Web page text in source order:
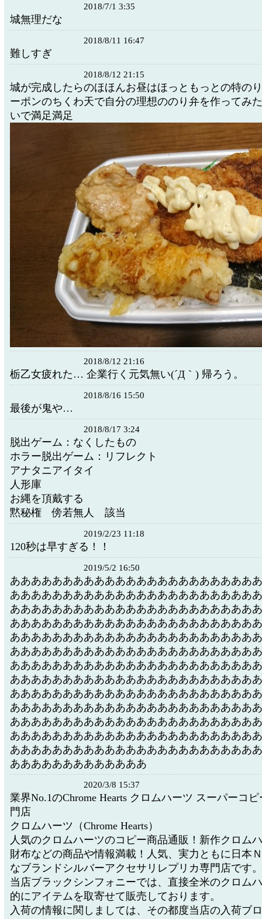
2018/7/1 3:35
城無理だな
2018/8/11 16:47
難しすぎ
2018/8/12 21:15
城が完成したらのほほんお昼はほっともっとの特の
ーポンのちくわ天で自分の理想ののり弁を作ってみ
いで満足満足
2018/8/12 21:16
栃乙女疲れた… 企業行く元気無い(´Д｀) 帰ろう。
2018/8/16 15:50
最後が鬼や…
2018/8/17 3:24
脱出ゲーム：なくしたもの
ホラー脱出ゲーム：リフレクト
アナタニアイタイ
人形庫
お縄を頂戴する
黙秘権 傍若無人 該当
2019/2/23 11:18
120秒は早すぎる！！
2019/5/2 16:50
あああああああああああああああああああああああ
あああああああああああああああああああああああ
あああああああああああああああああああああああ
あああああああああああああああああああああああ
あああああああああああああああああああああああ
あああああああああああああああああああああああ
あああああああああああああああああああああああ
あああああああああああああああああああああああ
あああああああああああああああああああああああ
あああああああああああああああああああああああ
あああああああああああああああああああああああ
あああああああああああああああああああああああ
あああああああああああああああああああああああ
あああああああああああああ
2020/3/8 15:37
業界No.1のChrome Hearts クロムハーツ スーパーコ
門店
クロムハーツ（Chrome Hearts）
人気のクロムハーツのコピー商品通販！新作クロム
財布などの商品や情報満載！人気、実力ともに日本
なブランドシルバーアクセサリレプリカ専門店です
当店ブラックシンフォニーでは、直接全米のクロム
的にアイテムを取寄せて販売しております。
入荷の情報に関しましては、その都度当店の入荷ブ